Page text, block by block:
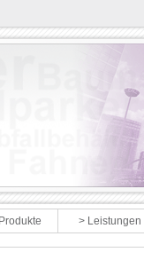
> Leistungen